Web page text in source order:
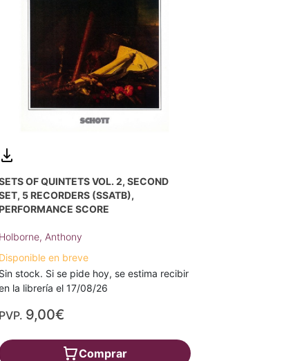
OF QUINTETS VOL. 2, SECOND
5 RECORDERS (SSATB),
PERFORMANCE SCORE
Holborne, Anthony
Disponible en breve
Sin stock. Si se pide hoy, se estima recibir
la librería el 17/08/26
PVP. 9,00€
Comprar